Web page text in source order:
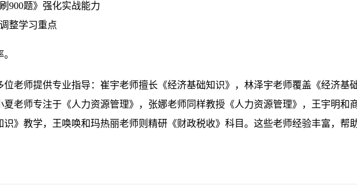
900题》强化实战能力
整学习重点
老师提供专业指导：崔宇老师擅长《经济基础知识》，林泽宇老师覆盖《经济基
老师专注于《人力资源管理》，张娜老师同样教授《人力资源管理》，王宇明和
》教学，王唤唤和玛热丽老师则精研《财政税收》科目。这些老师经验丰富，帮